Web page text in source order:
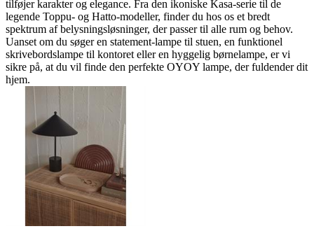
tilføjer karakter og elegance. Fra den ikoniske Kasa-serie til de
legende Toppu- og Hatto-modeller, finder du hos os et bredt
spektrum af belysningsløsninger, der passer til alle rum og behov.
Uanset om du søger en statement-lampe til stuen, en funktionel
skrivebordslampe til kontoret eller en hyggelig børnelampe, er vi
sikre på, at du vil finde den perfekte OYOY lampe, der fuldender dit
hjem.